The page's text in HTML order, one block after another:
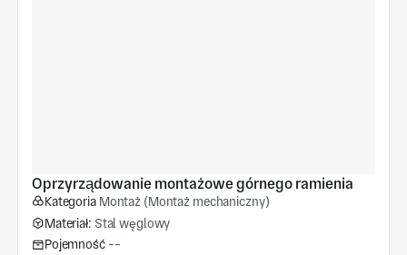
Oprzyrządowanie montażowe górnego ramienia
Kategoria Montaż (Montaż mechaniczny)
Materiał: Stal węglowy
Pojemność --